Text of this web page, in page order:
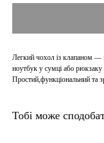
Легкий чохол із клапаном —
ноутбук у сумці або рюкзаку
Простий,функціональний та
Тобі може